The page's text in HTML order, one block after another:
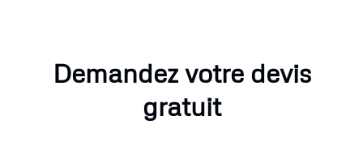
Demandez votre devis
gratuit